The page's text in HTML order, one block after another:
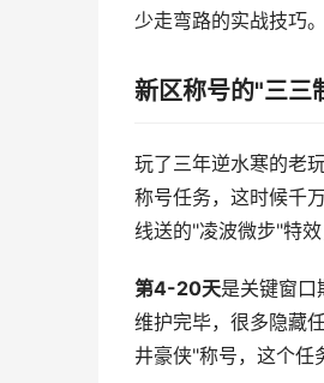
少走弯路的实战技巧。
新区称号的"三三
玩了三年逆水寒的老
称号任务，这时候千
线送的"凌波微步"特
第4-20天是关键窗口
维护完毕，很多隐藏
井豪侠"称号，这个任